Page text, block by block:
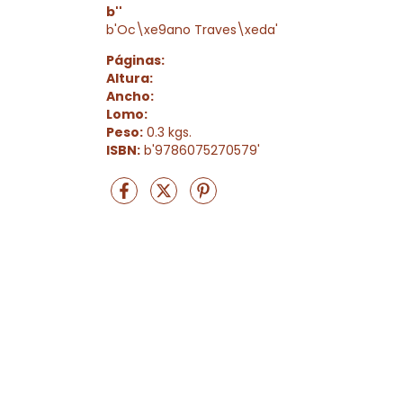
b''
b'Oc\xe9ano Traves\xeda'
Páginas:
Altura:
Ancho:
Lomo:
Peso: 0.3 kgs.
ISBN: b'9786075270579'